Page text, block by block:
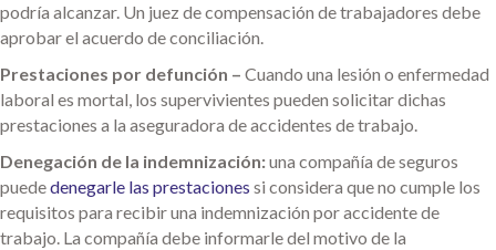
podría alcanzar. Un juez de compensación de trabajadores debe
aprobar el acuerdo de conciliación.
Prestaciones por defunción – Cuando una lesión o enfermedad
laboral es mortal, los supervivientes pueden solicitar dichas
prestaciones a la aseguradora de accidentes de trabajo.
Denegación de la indemnización:una compañía de seguros
puededenegarle las prestaciones si considera que no cumple los
requisitos para recibir una indemnización por accidente de
trabajo. La compañía debe informarle del motivo de la